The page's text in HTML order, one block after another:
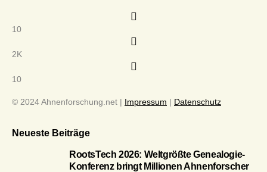
10
2K
10
© 2024 Ahnenforschung.net | Impressum | Datenschutz
Neueste Beiträge
RootsTech 2026: Weltgrößte Genealogie-
Konferenz bringt Millionen Ahnenforscher